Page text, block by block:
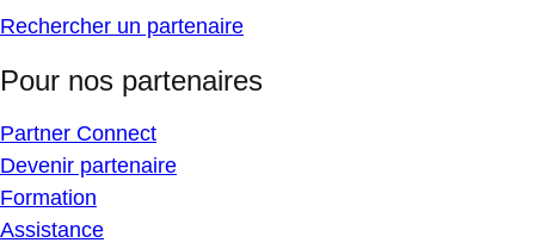
Rechercher un partenaire
Pour nos partenaires
Partner Connect
Devenir partenaire
Formation
Assistance